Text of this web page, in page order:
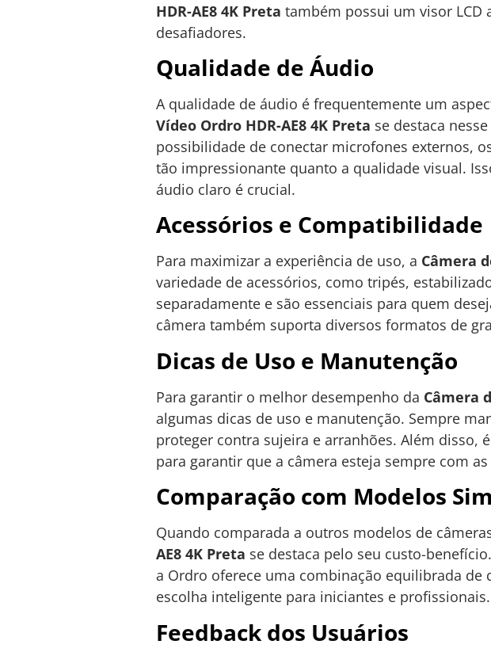
HDR-AE8 4K Preta também possui um visor
desafiadores.
Qualidade de Áudio
A qualidade de áudio é frequentemente um
Vídeo Ordro HDR-AE8 4K Preta se destaca
possibilidade de conectar microfones externos,
tão impressionante quanto a qualidade visual.
áudio claro é crucial.
Acessórios e Compatibilidade
Para maximizar a experiência de uso, a Câmera
variedade de acessórios, como tripés,
separadamente e são essenciais para quem
câmera também suporta diversos formatos de
Dicas de Uso e Manutenção
Para garantir o melhor desempenho da Câmera
algumas dicas de uso e manutenção. Sempre
proteger contra sujeira e arranhões. Além disso,
para garantir que a câmera esteja sempre com
Comparação com Modelos
Quando comparada a outros modelos de
AE8 4K Preta se destaca pelo seu custo-
a Ordro oferece uma combinação equilibrada
escolha inteligente para iniciantes e profissionais.
Feedback dos Usuários